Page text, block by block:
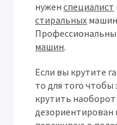
нуженспециалист
стиральных
машин.
Если вы крутите
то для того чтобы
крутить
дезориентирован